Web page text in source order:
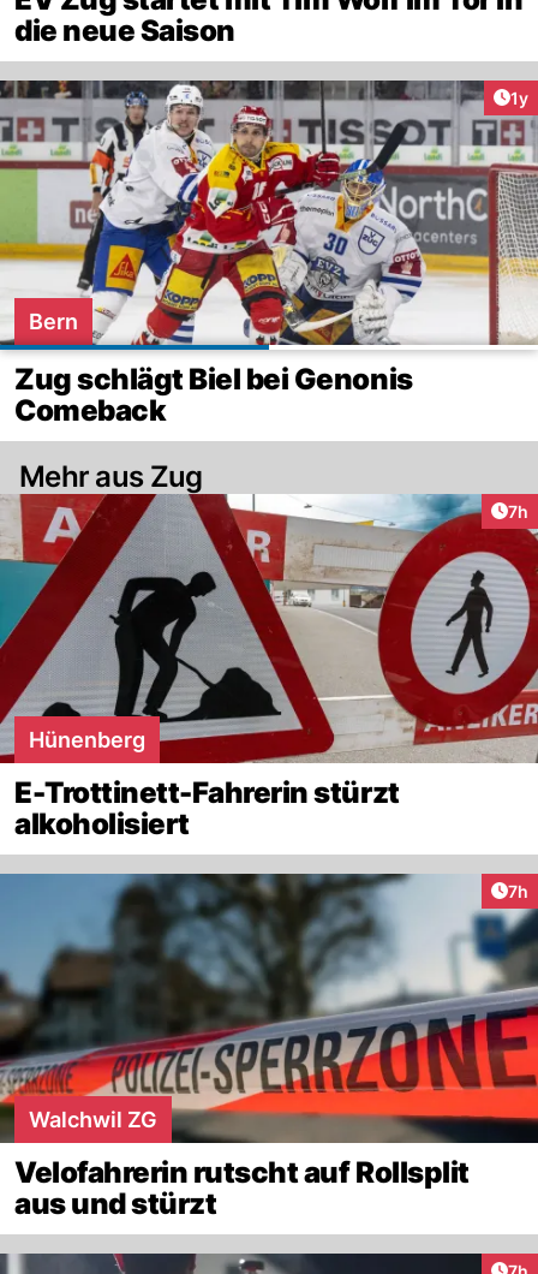
die neue Saison
1y
Bern
Zug schlägt Biel bei Genonis
Comeback
Mehr aus Zug
7h
Hünenberg
E-Trottinett-Fahrerin stürzt
alkoholisiert
7h
Walchwil ZG
Velofahrerin rutscht auf Rollsplit
aus und stürzt